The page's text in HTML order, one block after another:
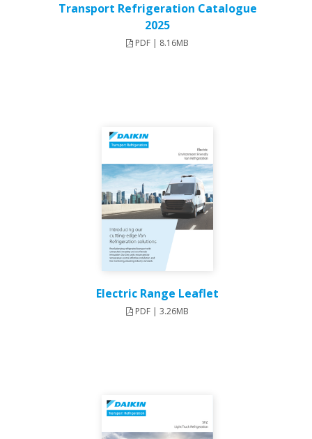
Transport Refrigeration Catalogue
2025
PDF | 8.16MB
Electric Range Leaflet
PDF | 3.26MB